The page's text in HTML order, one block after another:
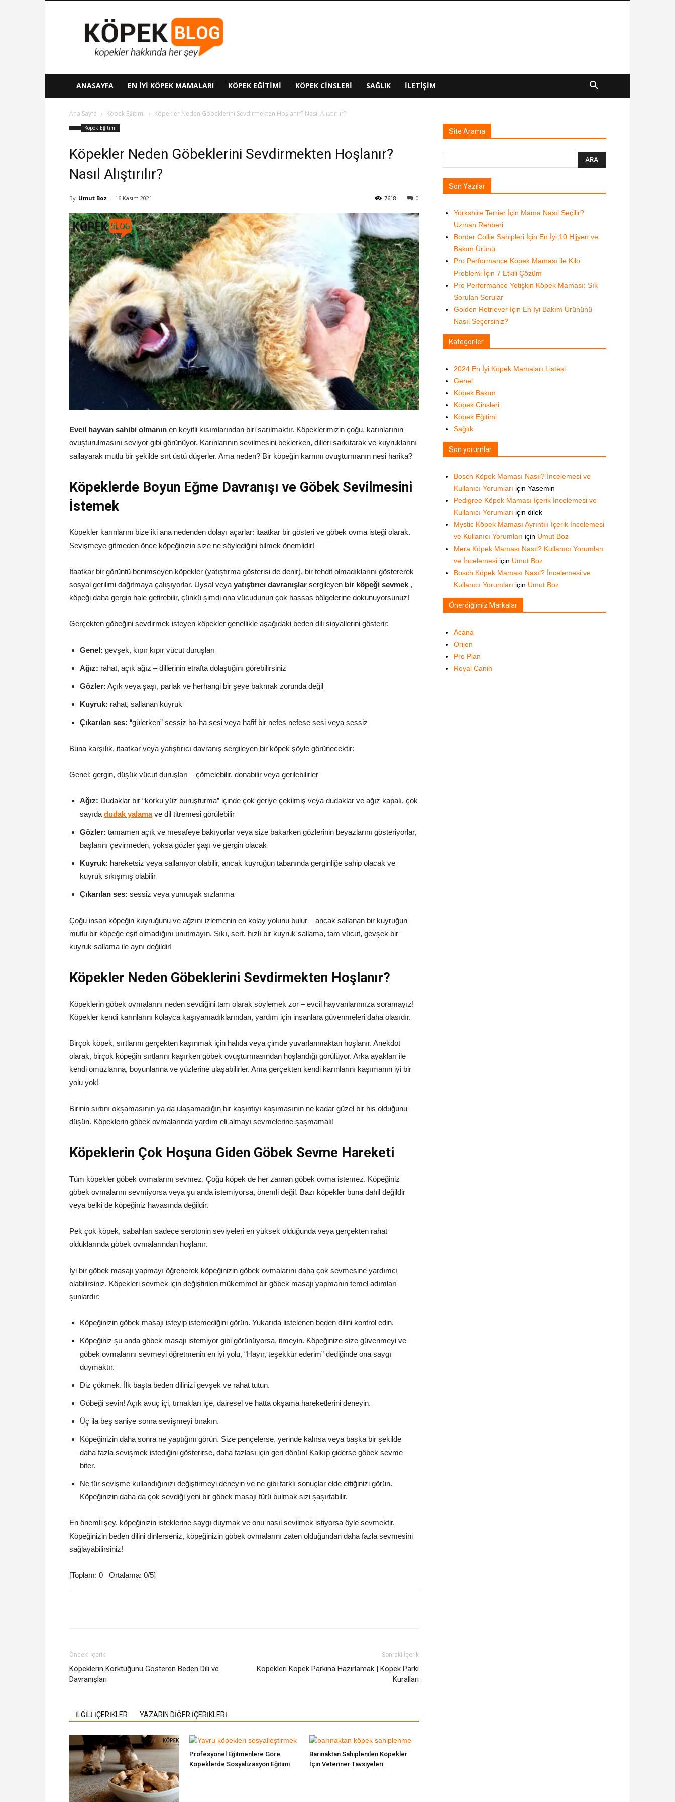
Köpek
Blog
ANASAYFA EN İYI KÖPEK MAMALARI KÖPEK EĞITIMI KÖPEK CINSLERI SAĞLIK İLETIŞIM
Ana Sayfa Köpek Eğitimi Köpekler Neden Göbeklerini Sevdirmekten Hoşlanır? Nasıl Alıştırılır?
Köpek Eğitimi
Köpekler Neden Göbeklerini Sevdirmekten Hoşlanır?
Nasıl Alıştırılır?
By Umut Boz - 16 Kasım 2021 0
7618
Evcil hayvan sahibi olmanın en keyifli kısımlarından biri sarılmaktır. Köpeklerimizin çoğu, karınlarının
ovuşturulmasını seviyor gibi görünüyor. Karınlarının sevilmesini beklerken, dilleri sarkıtarak ve kuyruklarını
sallayarak mutlu bir şekilde sırt üstü düşerler. Ama neden? Bir köpeğin karnını ovuşturmanın nesi harika?
Köpeklerde Boyun Eğme Davranışı ve Göbek Sevilmesini
İstemek
Köpekler karınlarını bize iki ana nedenden dolayı açarlar: itaatkar bir gösteri ve göbek ovma isteği olarak.
Sevişmeye gitmeden önce köpeğinizin size ne söylediğini bilmek önemlidir!
İtaatkar bir görüntü benimseyen köpekler (yatıştırma gösterisi de denir), bir tehdit olmadıklarını göstererek
sosyal gerilimi dağıtmaya çalışıyorlar. Uysal veya yatıştırıcı davranışlar sergileyen bir köpeği sevmek ,
köpeği daha gergin hale getirebilir, çünkü şimdi ona vücudunun çok hassas bölgelerine dokunuyorsunuz!
Gerçekten göbeğini sevdirmek isteyen köpekler genellikle aşağıdaki beden dili sinyallerini gösterir:
Genel: gevşek, kıpır kıpır vücut duruşları
Ağız: rahat, açık ağız – dillerinin etrafta dolaştığını görebilirsiniz
Gözler: Açık veya şaşı, parlak ve herhangi bir şeye bakmak zorunda değil
Kuyruk: rahat, sallanan kuyruk
Çıkarılan ses: “gülerken” sessiz ha-ha sesi veya hafif bir nefes nefese sesi veya sessiz
Buna karşılık, itaatkar veya yatıştırıcı davranış sergileyen bir köpek şöyle görünecektir:
Genel: gergin, düşük vücut duruşları – çömelebilir, donabilir veya gerilebilirler
Ağız: Dudaklar bir “korku yüz buruşturma” içinde çok geriye çekilmiş veya dudaklar ve ağız kapalı, çok
sayıda dudak yalamave dil titremesi görülebilir
Gözler: tamamen açık ve mesafeye bakıyorlar veya size bakarken gözlerinin beyazlarını gösteriyorlar,
başlarını çevirmeden, yoksa gözler şaşı ve gergin olacak
Kuyruk: hareketsiz veya sallanıyor olabilir, ancak kuyruğun tabanında gerginliğe sahip olacak ve
kuyruk sıkışmış olabilir
Çıkarılan ses: sessiz veya yumuşak sızlanma
Çoğu insan köpeğin kuyruğunu ve ağzını izlemenin en kolay yolunu bulur – ancak sallanan bir kuyruğun
mutlu bir köpeğe eşit olmadığını unutmayın. Sıkı, sert, hızlı bir kuyruk sallama, tam vücut, gevşek bir
kuyruk sallama ile aynı değildir!
Köpekler Neden Göbeklerini Sevdirmekten Hoşlanır?
Köpeklerin göbek ovmalarını neden sevdiğini tam olarak söylemek zor – evcil hayvanlarımıza soramayız!
Köpekler kendi karınlarını kolayca kaşıyamadıklarından, yardım için insanlara güvenmeleri daha olasıdır.
Birçok köpek, sırtlarını gerçekten kaşınmak için halıda veya çimde yuvarlanmaktan hoşlanır. Anekdot
olarak, birçok köpeğin sırtlarını kaşırken göbek ovuşturmasından hoşlandığı görülüyor. Arka ayakları ile
kendi omuzlarına, boyunlarına ve yüzlerine ulaşabilirler. Ama gerçekten kendi karınlarını kaşımanın iyi bir
yolu yok!
Birinin sırtını okşamasının ya da ulaşamadığın bir kaşıntıyı kaşımasının ne kadar güzel bir his olduğunu
düşün. Köpeklerin göbek ovmalarında yardım eli almayı sevmelerine şaşmamalı!
Köpeklerin Çok Hoşuna Giden Göbek Sevme Hareketi
Tüm köpekler göbek ovmalarını sevmez. Çoğu köpek de her zaman göbek ovma istemez. Köpeğiniz
göbek ovmalarını sevmiyorsa veya şu anda istemiyorsa, önemli değil. Bazı köpekler buna dahil değildir
veya belki de köpeğiniz havasında değildir.
Pek çok köpek, sabahları sadece serotonin seviyeleri en yüksek olduğunda veya gerçekten rahat
olduklarında göbek ovmalarından hoşlanır.
İyi bir göbek masajı yapmayı öğrenerek köpeğinizin göbek ovmalarını daha çok sevmesine yardımcı
olabilirsiniz. Köpekleri sevmek için değiştirilen mükemmel bir göbek masajı yapmanın temel adımları
şunlardır:
Köpeğinizin göbek masajı isteyip istemediğini görün. Yukarıda listelenen beden dilini kontrol edin.
Köpeğiniz şu anda göbek masajı istemiyor gibi görünüyorsa, itmeyin. Köpeğinize size güvenmeyi ve
göbek ovmalarını sevmeyi öğretmenin en iyi yolu, “Hayır, teşekkür ederim” dediğinde ona saygı
duymaktır.
Diz çökmek. İlk başta beden dilinizi gevşek ve rahat tutun.
Göbeği sevin! Açık avuç içi, tırnakları içe, dairesel ve hatta okşama hareketlerini deneyin.
Üç ila beş saniye sonra sevişmeyi bırakın.
Köpeğinizin daha sonra ne yaptığını görün. Size pençelerse, yerinde kalırsa veya başka bir şekilde
daha fazla sevişmek istediğini gösterirse, daha fazlası için geri dönün! Kalkıp giderse göbek sevme
biter.
Ne tür sevişme kullandığınızı değiştirmeyi deneyin ve ne gibi farklı sonuçlar elde ettiğinizi görün.
Köpeğinizin daha da çok sevdiği yeni bir göbek masajı türü bulmak sizi şaşırtabilir.
En önemli şey, köpeğinizin isteklerine saygı duymak ve onu nasıl sevilmek istiyorsa öyle sevmektir.
Köpeğinizin beden dilini dinlerseniz, köpeğinizin göbek ovmalarını zaten olduğundan daha fazla sevmesini
sağlayabilirsiniz!
[Toplam: 0 Ortalama: 0/5]
Önceki İçerik
Köpeklerin Korktuğunu Gösteren Beden Dili ve
Davranışları
Sonraki İçerik
Köpekleri Köpek Parkına Hazırlamak | Köpek Parkı
Kuralları
İLGİLİ İÇERİKLER YAZARIN DİĞER İÇERİKLERİ
Profesyonel Eğitmenlere Göre
Köpeklerde Sosyalizasyon Eğitimi
Barınaktan Sahiplenilen Köpekler
İçin Veteriner Tavsiyeleri
Site Arama
Son Yazılar
Yorkshire Terrier İçin Mama Nasıl Seçilir?
Uzman Rehberi
Border Collie Sahipleri İçin En İyi 10 Hijyen ve
Bakım Ürünü
Pro Performance Köpek Maması ile Kilo
Problemi İçin 7 Etkili Çözüm
Pro Performance Yetişkin Köpek Maması: Sık
Sorulan Sorular
Golden Retriever İçin En İyi Bakım Ürününü
Nasıl Seçersiniz?
Kategoriler
2024 En İyi Köpek Mamaları Listesi
Genel
Köpek Bakım
Köpek Cinsleri
Köpek Eğitimi
Sağlık
Son yorumlar
Bosch Köpek Maması Nasıl? İncelemesi ve
Kullanıcı Yorumları için Yasemin
Pedigree Köpek Maması İçerik İncelemesi ve
Kullanıcı Yorumları için dilek
Mystic Köpek Maması Ayrıntılı İçerik İncelemesi
ve Kullanıcı Yorumları için Umut Boz
Mera Köpek Maması Nasıl? Kullanıcı Yorumları
ve İncelemesi için Umut Boz
Bosch Köpek Maması Nasıl? İncelemesi ve
Kullanıcı Yorumları için Umut Boz
Önerdiğimiz Markalar
Acana
Orijen
Pro Plan
Royal Canin